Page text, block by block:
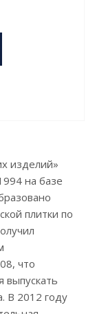
изделий»
на базе
плитки по
что
выпускать
В 2012 году